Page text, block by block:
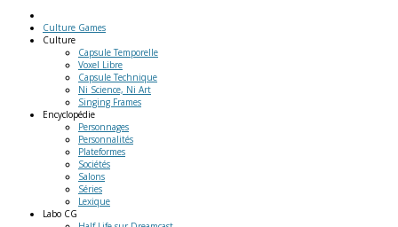
Culture Games
Culture
Capsule Temporelle
Voxel Libre
Capsule Technique
Ni Science, Ni Art
Singing Frames
Encyclopédie
Personnages
Personnalités
Plateformes
Sociétés
Salons
Séries
Lexique
Labo CG